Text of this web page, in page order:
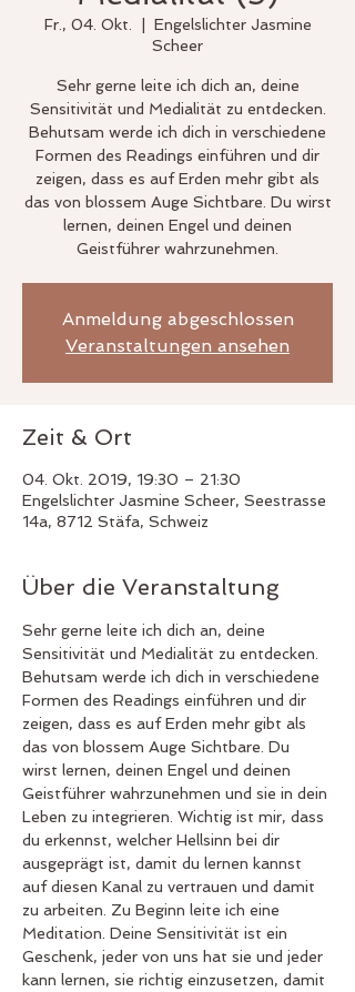
Fr., 04. Okt.
Engelslichter Jasmine
Scheer
Sehr gerne leite ich dich an, deine
Sensitivität und Medialität zu entdecken.
Behutsam werde ich dich in verschiedene
Formen des Readings einführen und dir
zeigen, dass es auf Erden mehr gibt als
das von blossem Auge Sichtbare. Du wirst
lernen, deinen Engel und deinen
Geistführer wahrzunehmen.
Anmeldung abgeschlossen
Veranstaltungen ansehen
Zeit & Ort
04. Okt. 2019, 19:30 – 21:30
Engelslichter Jasmine Scheer, Seestrasse
14a, 8712 Stäfa, Schweiz
Über die Veranstaltung
Sehr gerne leite ich dich an, deine
Sensitivität und Medialität zu entdecken.
Behutsam werde ich dich in verschiedene
Formen des Readings einführen und dir
zeigen, dass es auf Erden mehr gibt als
das von blossem Auge Sichtbare. Du
wirst lernen, deinen Engel und deinen
Geistführer wahrzunehmen und sie in dein
Leben zu integrieren. Wichtig ist mir, dass
du erkennst, welcher Hellsinn bei dir
ausgeprägt ist, damit du lernen kannst
auf diesen Kanal zu vertrauen und damit
zu arbeiten. Zu Beginn leite ich eine
Meditation. Deine Sensitivität ist ein
Geschenk, jeder von uns hat sie und jeder
kann lernen, sie richtig einzusetzen, damit